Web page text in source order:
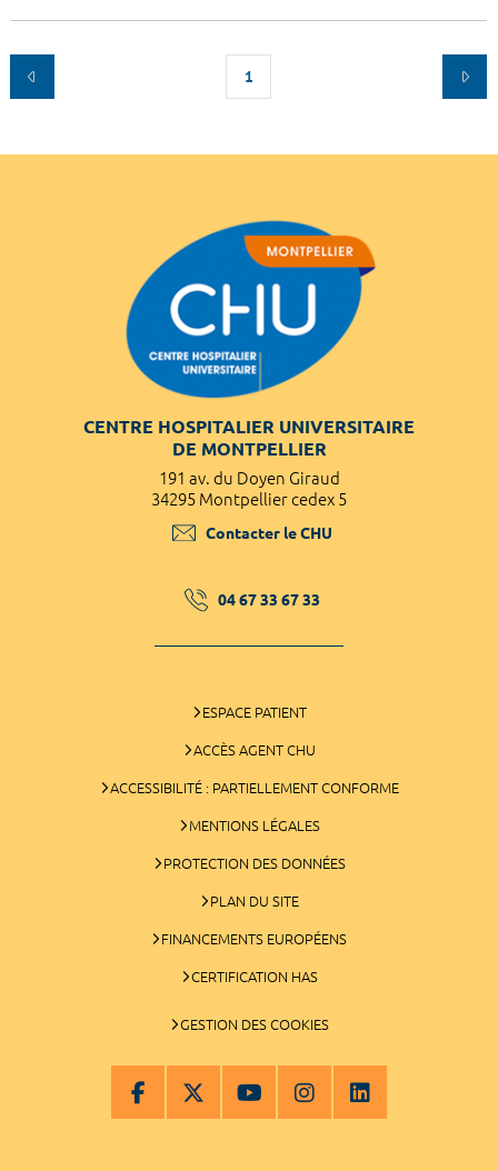
1
CENTRE HOSPITALIER UNIVERSITAIRE
DE MONTPELLIER
191 av. du Doyen Giraud
34295 Montpellier cedex 5
Contacter le CHU
04 67 33 67 33
ESPACE PATIENT
ACCÈS AGENT CHU
ACCESSIBILITÉ : PARTIELLEMENT CONFORME
MENTIONS LÉGALES
PROTECTION DES DONNÉES
PLAN DU SITE
FINANCEMENTS EUROPÉENS
CERTIFICATION HAS
GESTION DES COOKIES